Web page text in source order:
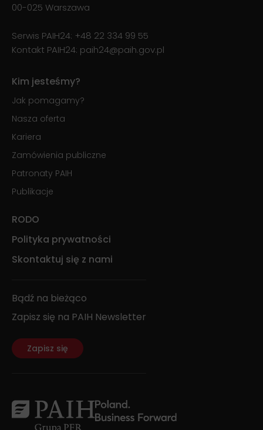
00-025 Warszawa
Serwis PAIH24: +48 22 334 99 55
Kontakt PAIH24: paih24@paih.gov.pl
Kim jesteśmy?
Jak pomagamy?
Nasza oferta
Kariera
Zamówienia publiczne
Patronaty PAIH
Publikacje
RODO
Polityka prywatności
Skontaktuj się z nami
Bądź na bieżąco
Zapisz się na PAIH Newsletter
Zapisz się